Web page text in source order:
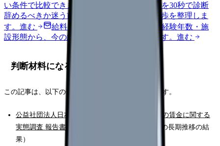
い条件で比較できます。
職場の悩みを30秒で診断
辞めるべきか迷う前に、悩みの種類と次の一歩を整理しま
す。 進む 給料コンパスで比較する
地域・経験年数・施
設形態から、今の給料の現在地を確認できます。 進む
判断材料になる一次情報
この記事は、以下の一次情報をもとに整理しています。
公益社団法人日本看護協会「2024年度 看護職員の賃金に関する
実態調査 報告書」（PDF）
（基本給・給与総額の長期推移の結
果）